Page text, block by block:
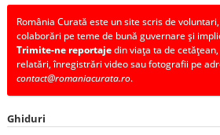
România Curată este un site scris de
colaborări pe teme de bună guvernare și
Trimite-ne reportajedin viața ta de
relatări, înregistrări video sau fotografii pe
contact@romaniacurata.ro.
Ghiduri